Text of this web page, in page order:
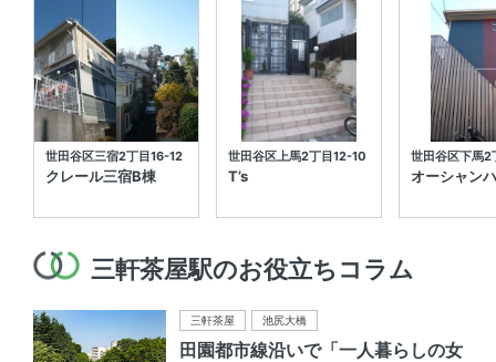
世田谷区三宿2丁目16-12
クレール三宿B棟
世田谷区上馬2丁目12-10
T’s
世田谷区下馬
オーシャン
三軒茶屋駅のお役立ちコラム
三軒茶屋 池尻大橋
田園都市線沿いで「一人暮らしの女